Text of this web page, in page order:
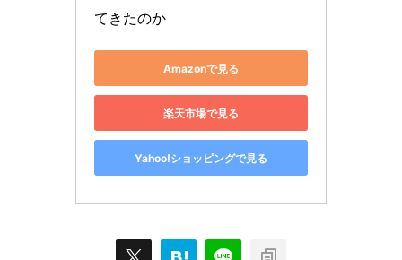
てきたのか
Amazonで見る
楽天市場で見る
Yahoo!ショッピングで見る